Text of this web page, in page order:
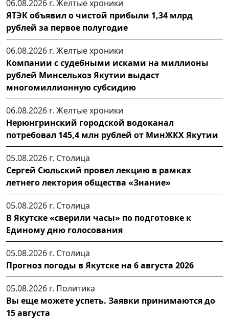
06.08.2026 г. Желтые хроники
ЯТЭК объявил о чистой прибыли 1,34 млрд
рублей за первое полугодие
06.08.2026 г. Желтые хроники
Компании с судебными исками на миллионы
рублей Минсельхоз Якутии выдаст
многомиллионную субсидию
06.08.2026 г. Желтые хроники
Нерюнгринский городской водоканал
потребовал 145,4 млн рублей от МинЖКХ Якутии
05.08.2026 г. Столица
Сергей Сюльский провел лекцию в рамках
летнего лектория общества «Знание»
05.08.2026 г. Столица
В Якутске «сверили часы» по подготовке к
Единому дню голосования
05.08.2026 г. Столица
Прогноз погоды в Якутске на 6 августа 2026
05.08.2026 г. Политика
Вы еще можете успеть. Заявки принимаются до
15 августа